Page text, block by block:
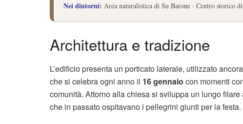
Nei dintorni: Area naturalistica di Su Barone · Centro storico
Architettura e tradizione
L’edificio presenta un porticato laterale, utilizzato
che si celebra ogni anno il 16 gennaio con momenti
comunità. Attorno alla chiesa si sviluppa un lungo filare
che in passato ospitavano i pellegrini giunti per la festa.